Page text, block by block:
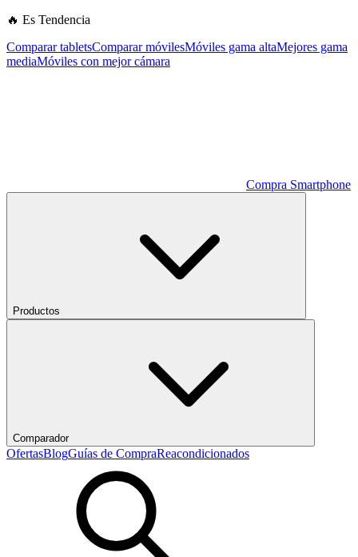
🔥 Es Tendencia
Comparar tabletsComparar móvilesMóviles gama altaMejores gama
mediaMóviles con mejor cámara
Compra Smartphone
Productos
Comparador
OfertasBlogGuías de CompraReacondicionados